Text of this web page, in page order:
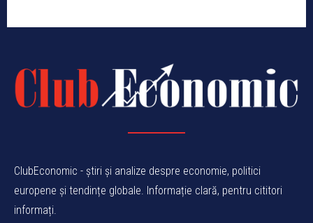
ClubEconomic - știri și analize despre economie, politici
europene și tendințe globale. Informație clară, pentru cititori
informați.